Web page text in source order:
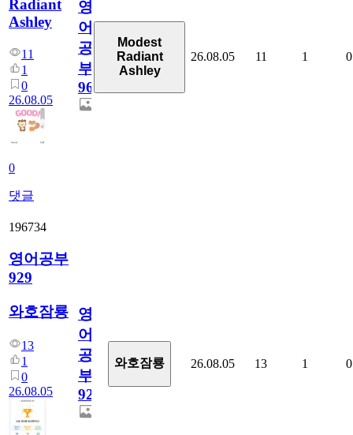
Radiant
Ashley
11
1
0
26.08.05
0
댓글
영
어
공
부
96
Modest
Radiant
Ashley
26.08.05 11 1 0
196734
영어공부
929
와호잠룡
13
1
0
26.08.05
영
어
공
부
929
와호잠룡 26.08.05 13 1 0